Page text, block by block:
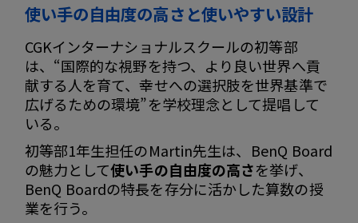
使い手の自由度の高さと使いやすい設計
CGKインターナショナルスクールの初等部
は、“国際的な視野を持つ、より良い世界へ貢
献する人を育て、幸せへの選択肢を世界基準で
広げるための環境”を学校理念として提唱して
いる。
初等部1年生担任のMartin先生は、BenQ Board
の魅力として使い手の自由度の高さを挙げ、
BenQ Boardの特長を存分に活かした算数の授
業を行う。